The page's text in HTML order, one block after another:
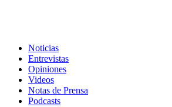
Noticias
Entrevistas
Opiniones
Videos
Notas de Prensa
Podcasts